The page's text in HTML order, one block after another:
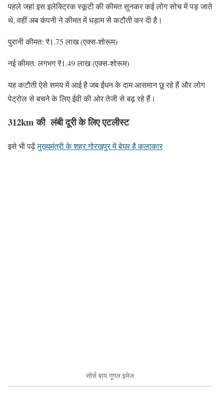
पहले जहां इस इलेक्ट्रिक स्कूटी की कीमत सुनकर कई लोग सोच में पड़ जाते
थे, वहीं अब कंपनी ने कीमत में धड़ाम से कटौती कर दी है।
पुरानी कीमत: ₹1.75 लाख (एक्स-शोरूम)
नई कीमत: लगभग ₹1.49 लाख (एक्स-शोरूम)
यह कटौती ऐसे समय में आई है जब ईंधन के दाम आसमान छू रहे हैं और लोग
पेट्रोल से बचने के लिए ईवी की ओर तेजी से बढ़ रहे हैं।
312km की लंबी दूरी के लिए एटलीस्ट
इसे भी पढ़ेंमुख्यमंत्री के शहर गोरखपुर में बेघर है कलाकार
सोर्स बाय गूगल इमेज